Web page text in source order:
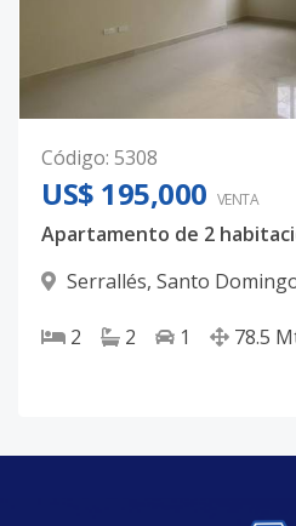
Código: 5308
US$ 195,000 VENTA
Serrallés, Santo
2 2 1 78.5